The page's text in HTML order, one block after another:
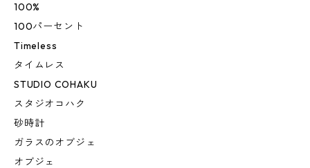
100%
100パーセント
Timeless
タイムレス
STUDIO COHAKU
スタジオコハク
砂時計
ガラスのオブジェ
オブジェ